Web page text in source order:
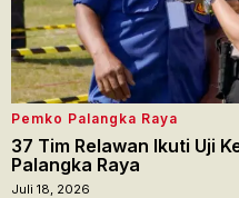
Pemko Palangka Raya
37 Tim Relawan Ikuti Uji
Palangka Raya
Juli 18, 2026